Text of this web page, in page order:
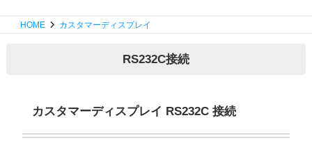
HOME カスタマーディスプレイ
RS232C接続
カスタマーディスプレイ RS232C 接続